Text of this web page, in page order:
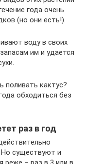
года очень
(но они есть!).
воду в своих
им и удается
поливать кактус?
обходиться без
раз в год
существуют и